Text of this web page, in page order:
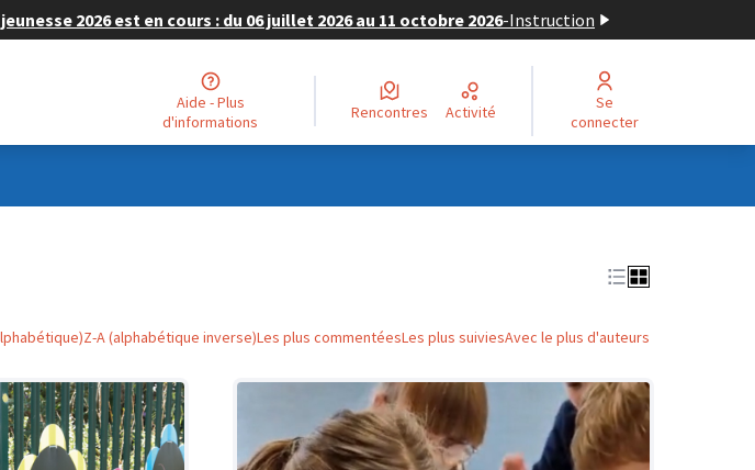
2026 est en cours : du 06 juillet 2026 au 11 octobre 2026-Instruction
Aide - Plus
d'informations
Rencontres Activité
Se
connecter
Z-A (alphabétique inverse)Les plus commentéesLes plus suiviesAvec le plus d'auteurs